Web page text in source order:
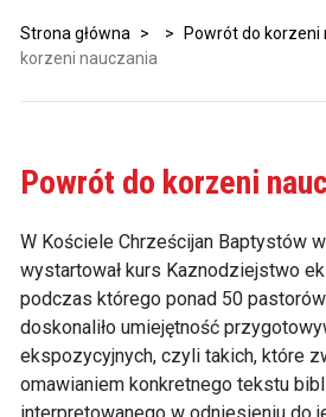
Strona główna > > Powrót do korzeni
korzeni nauczania
Powrót do korzeni
W Kościele Chrześcijan Baptystów
wystartował kurs Kaznodziejstwo
podczas którego ponad 50
doskonaliło umiejętność
ekspozycyjnych, czyli takich, które
omawianiem konkretnego tekstu